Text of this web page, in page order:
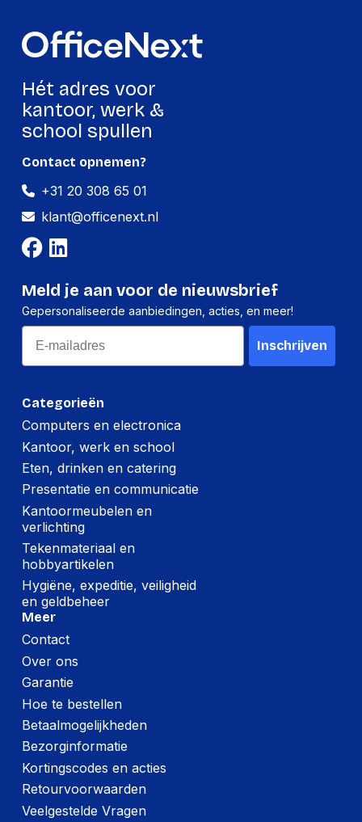
aan comfortabeler en efficiënter werken.
Bestel direct bij OfficeNext en profiteer van
Hét adres voor
kantoor, werk &
school spullen
Categorieën
Computers en electronica
Kantoor, werk en school
Eten, drinken en catering
Presentatie en communicatie
Kantoormeubelen en
verlichting
Tekenmateriaal en
hobbyartikelen
Hygiëne, expeditie, veiligheid
en geldbeheer
Meer
Contact
Over ons
Garantie
Hoe te bestellen
Betaalmogelijkheden
Bezorginformatie
Kortingscodes en acties
Retourvoorwaarden
Veelgestelde Vragen
Contact opnemen?
+31 20 308 65 01
klant@officenext.nl
Meld je aan voor de nieuwsbrief
Gepersonaliseerde aanbiedingen, acties, en meer!
Email
Inschrijven